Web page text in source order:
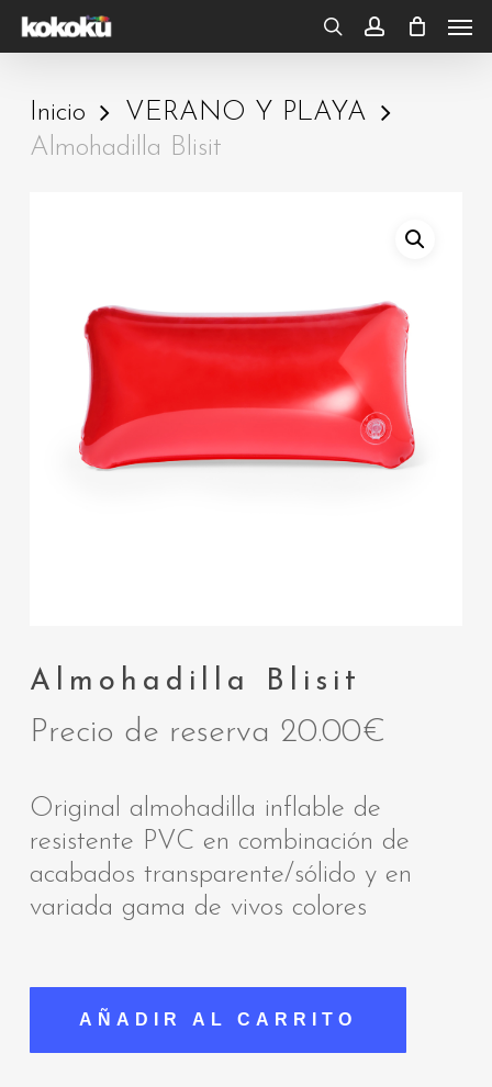
Skip
to
content
searchaccount
Inicio
VERANO Y PLAYA
Almohadilla Blisit
Almohadilla Blisit
Precio de reserva 20.00€
Original almohadilla inflable de
resistente PVC en combinación de
acabados transparente/sólido y en
variada gama de vivos colores
AÑADIR AL CARRITO